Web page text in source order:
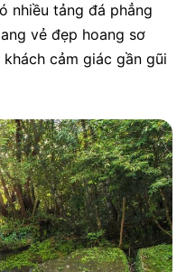
nhiều tảng đá phẳng
vẻ đẹp hoang sơ
cảm giác gần gũi